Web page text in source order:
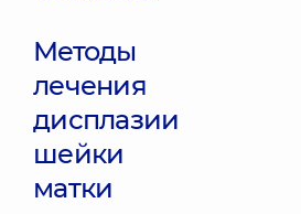
Методы
лечения
дисплазии
шейки
матки